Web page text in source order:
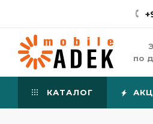
по
КАТАЛОГ